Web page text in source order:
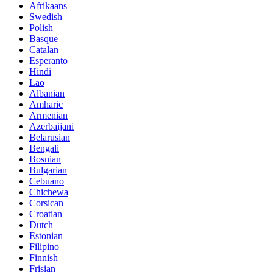
Afrikaans
Swedish
Polish
Basque
Catalan
Esperanto
Hindi
Lao
Albanian
Amharic
Armenian
Azerbaijani
Belarusian
Bengali
Bosnian
Bulgarian
Cebuano
Chichewa
Corsican
Croatian
Dutch
Estonian
Filipino
Finnish
Frisian